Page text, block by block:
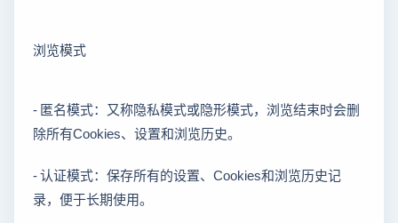
浏览模式
- 匿名模式：又称隐私模式或隐形模式，浏览结束时会删
除所有Cookies、设置和浏览历史。
- 认证模式：保存所有的设置、Cookies和浏览历史记
录，便于长期使用。